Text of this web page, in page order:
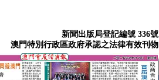
新聞出版局登記編號 336號
澳門特別行政區政府承認之法律有效刊物